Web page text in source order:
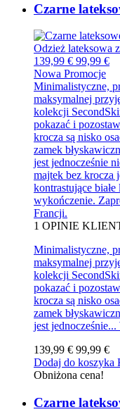
Czarne
139,99 € 99,99 €
Nowa Promocje
Minimalistyczne,
maksymalnej
kolekcji
pokazać i
krocza są nisko
zamek
jest jednocześnie
majtek bez krocza
kontrastujące
wykończenie.
Francji.
1 OPINIE
Minimalistyczne,
maksymalnej
kolekcji
pokazać i
krocza są nisko
zamek
jest jednocześnie...
139,99 € 99,99 €
Dodaj do koszyka
Obniżona cena!
Czarne